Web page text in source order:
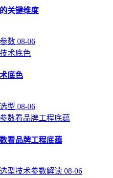
关键维度
数 08-06
底色
型 08-06
看品牌工程底蕴
型技术参数解读 08-06